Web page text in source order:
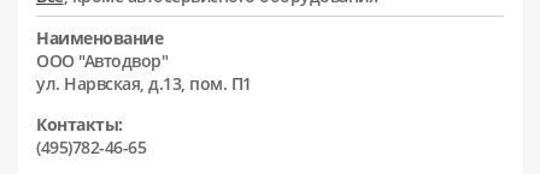
Наименование
ООО "Автодвор"
ул. Нарвская, д.13, пом. П1
Контакты:
(495)782-46-65